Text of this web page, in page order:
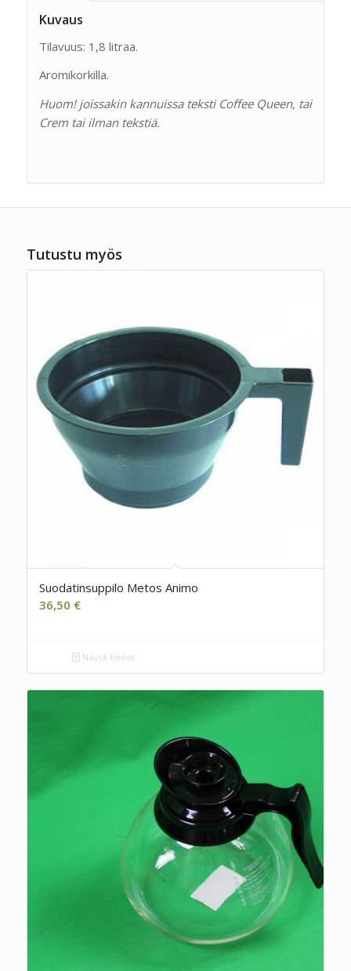
Kuvaus
Tilavuus: 1,8 litraa.
Aromikorkilla.
Huom! joissakin kannuissa teksti Coffee Queen, tai
Crem tai ilman tekstiä.
Tutustu myös
Suodatinsuppilo Metos Animo
36,50 €
Näytä tiedot